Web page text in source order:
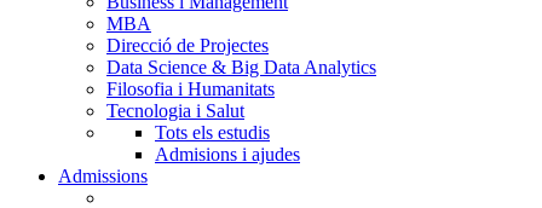
MBA
Direcció de Projectes
Data Science & Big Data Analytics
Filosofia i Humanitats
Tecnologia i Salut
Tots els estudis
Admisions i ajudes
Admissions